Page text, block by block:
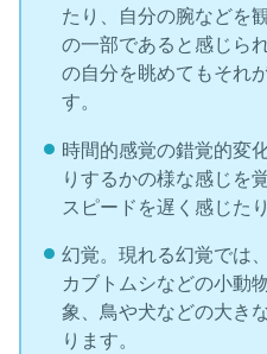
たり、自分の腕などを
の一部であると感じら
の自分を眺めてもそれ
す。
時間的感覚の錯覚的変
りするかの様な感じを
スピードを遅く感じた
幻覚。現れる幻覚では
カブトムシなどの小動
象、鳥や犬などの大き
ります。